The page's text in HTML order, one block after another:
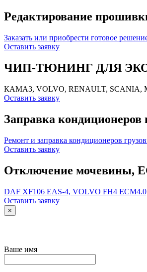
Редактирование
Заказать или приобрести готовое
Оставить заявку
ЧИП-ТЮНИНГ ДЛЯ
КАМАЗ, VOLVO, RENAULT, SCANIA,
Оставить заявку
Заправка кондиционеров
Ремонт и заправка кондиционеров
Оставить заявку
Отключение мочевины,
DAF XF106 EAS-4, VOLVO FH4
Оставить заявку
×
Ваше имя